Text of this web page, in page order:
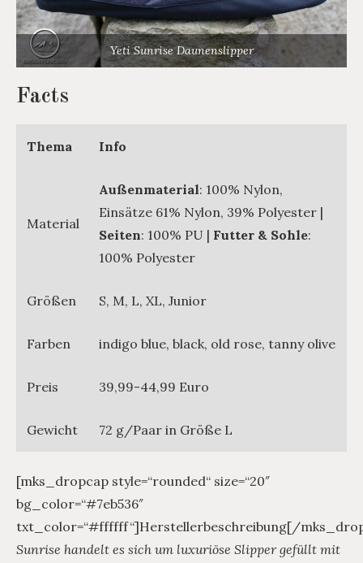
Yeti Sunrise Daunenslipper
Facts
Thema Info
Material
Außenmaterial: 100% Nylon,
Einsätze 61% Nylon, 39% Polyester |
Seiten: 100% PU | Futter & Sohle:
100% Polyester
Größen S, M, L, XL, Junior
Farben indigo blue, black, old rose, tanny olive
Preis 39,99-44,99 Euro
Gewicht 72 g/Paar in Größe L
[mks_dropcap style=“rounded“ size=“20″
bg_color=“#7eb536″
txt_color=“#ffffff“]Herstellerbeschreibung[/
Sunrise handelt es sich um luxuriöse Slipper gefüllt mit